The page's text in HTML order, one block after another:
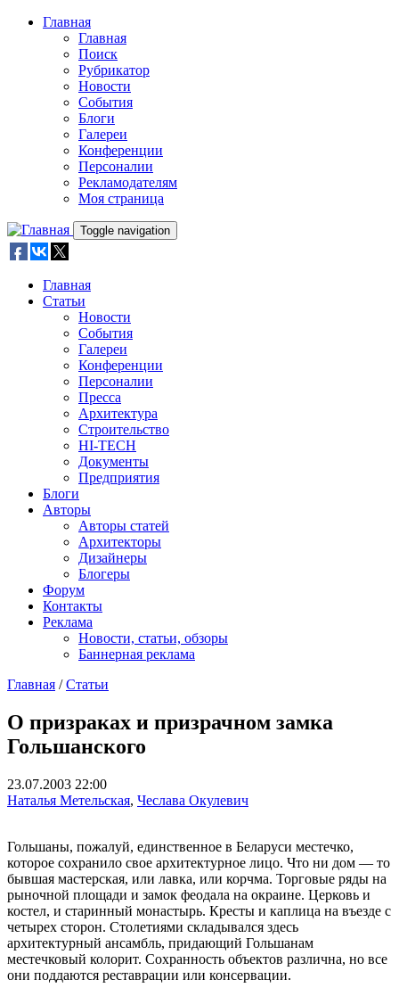
Skip to main content
Главная
Главная
Поиск
Рубрикатор
Новости
События
Блоги
Галереи
Конференции
Персоналии
Рекламодателям
Моя страница
Toggle navigation
Главная
Статьи
Новости
События
Галереи
Конференции
Персоналии
Пресса
Архитектура
Строительство
HI-TECH
Документы
Предприятия
Блоги
Авторы
Авторы статей
Архитекторы
Дизайнеры
Блогеры
Форум
Контакты
Реклама
Новости, статьи, обзоры
Баннерная реклама
Главная / Статьи
О призраках и призрачном замка
Гольшанского
23.07.2003 22:00
Наталья Метельская, Чеслава Окулевич
Гольшаны, пожалуй, единственное в Беларуси местечко,
которое сохранило свое архитектурное лицо. Что ни дом — то
бывшая мастерская, или лавка, или корчма. Торговые ряды на
рыночной площади и замок феодала на окраине. Церковь и
костел, и старинный монастырь. Кресты и каплица на въезде с
четырех сторон. Столетиями складывался здесь
архитектурный ансамбль, придающий Гольшанам
местечковый колорит. Сохранность объектов различна, но все
они поддаются реставрации или консервации.